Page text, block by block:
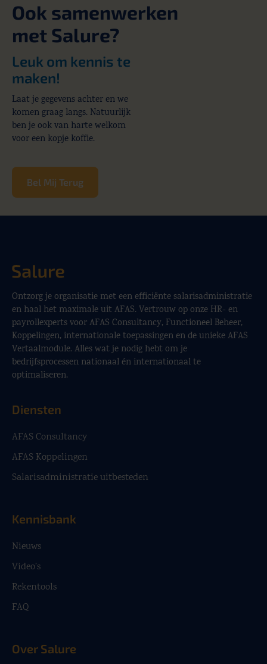
Ook samenwerken
met Salure?
Leuk om kennis te
maken!
Laat je gegevens achter en we
komen graag langs. Natuurlijk
ben je ook van harte welkom
voor een kopje koffie.
Bel Mij Terug
Ontzorg je organisatie met een efficiënte salarisadministratie
en haal het maximale uit AFAS. Vertrouw op onze HR- en
payrollexperts voor AFAS Consultancy, Functioneel Beheer,
Koppelingen, internationale toepassingen en de unieke AFAS
Vertaalmodule. Alles wat je nodig hebt om je
bedrijfsprocessen nationaal én internationaal te
optimaliseren.
Diensten
AFAS Consultancy
AFAS Koppelingen
Salarisadministratie uitbesteden
Kennisbank
Nieuws
Video’s
Rekentools
FAQ
Over Salure